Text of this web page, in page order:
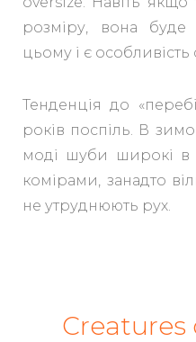
розміру, вона
цьому і є особливість
Тенденція до
років поспіль. В
моді шуби широкі в
комірами, занадто
не утруднюють рух.
Creatures